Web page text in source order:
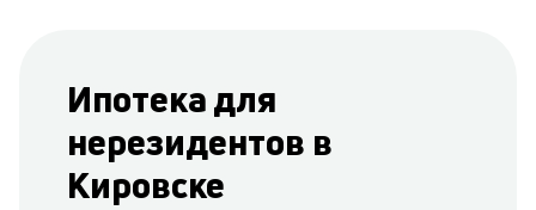
Ипотека для
нерезидентов в
Кировске